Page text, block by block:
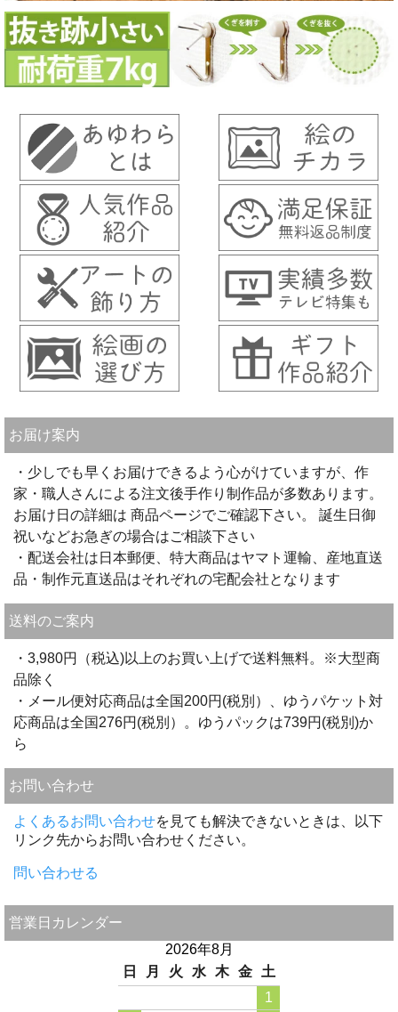
お届け案内
・少しでも早くお届けできるよう心がけていますが、作
家・職人さんによる注文後手作り制作品が多数あります。
お届け日の詳細は 商品ページでご確認下さい。 誕生日御
祝いなどお急ぎの場合はご相談下さい
・配送会社は日本郵便、特大商品はヤマト運輸、産地直送
品・制作元直送品はそれぞれの宅配会社となります
送料のご案内
・3,980円（税込)以上のお買い上げで送料無料。※大型商
品除く
・メール便対応商品は全国200円(税別）、ゆうパケット対
応商品は全国276円(税別）。ゆうパックは739円(税別)か
ら
お問い合わせ
よくあるお問い合わせを見ても解決できないときは、以下
リンク先からお問い合わせください。
問い合わせる
営業日カレンダー
2026年8月
日
月 火 水 木 金
土
1